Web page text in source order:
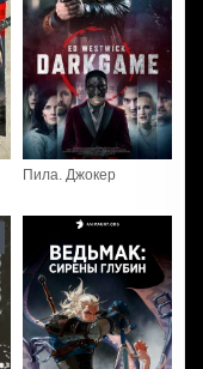
Пила. Джокер